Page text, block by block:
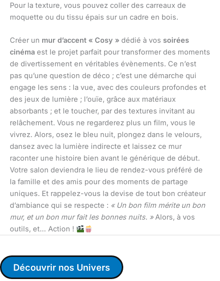
Pour la texture, vous pouvez coller des carreaux de
moquette ou du tissu épais sur un cadre en bois.
Créer un mur d’accent « Cosy » dédié à vos soirées
cinéma est le projet parfait pour transformer des moments
de divertissement en véritables évènements. Ce n’est
pas qu’une question de déco ; c’est une démarche qui
engage les sens : la vue, avec des couleurs profondes et
des jeux de lumière ; l’ouïe, grâce aux matériaux
absorbants ; et le toucher, par des textures invitant au
relâchement. Vous ne regarderez plus un film, vous le
vivrez. Alors, osez le bleu nuit, plongez dans le velours,
dansez avec la lumière indirecte et laissez ce mur
raconter une histoire bien avant le générique de début.
Votre salon deviendra le lieu de rendez-vous préféré de
la famille et des amis pour des moments de partage
uniques. Et rappelez-vous la devise de tout bon créateur
d’ambiance qui se respecte : « Un bon film mérite un bon
mur, et un bon mur fait les bonnes nuits. »Alors, à vos
outils, et… Action !
Découvrir nos Univers